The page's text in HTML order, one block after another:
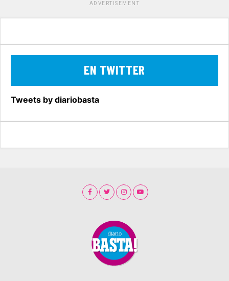
ADVERTISEMENT
EN TWITTER
Tweets by diariobasta